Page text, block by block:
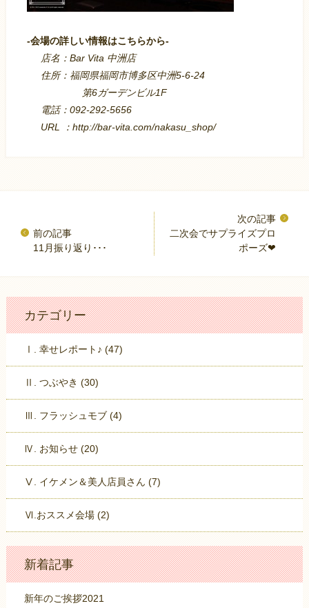
-会場の詳しい情報はこちらから-
店名：Bar Vita 中洲店
住所：福岡県福岡市博多区中洲5-6-24
第6ガーデンビル1F
電話：092-292-5656
URL ：http://bar-vita.com/nakasu_shop/
11月振り返り･･･
二次会でサプライズプロ
ポーズ❤
カテゴリー
Ⅰ. 幸せレポート♪ (47)
Ⅱ. つぶやき (30)
Ⅲ. フラッシュモブ (4)
Ⅳ. お知らせ (20)
Ⅴ. イケメン＆美人店員さん (7)
Ⅵ.おススメ会場 (2)
新着記事
新年のご挨拶2021